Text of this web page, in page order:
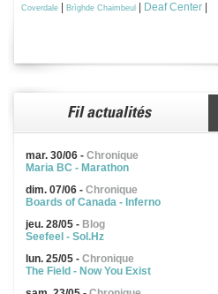
Coverdale
Brìghde Chaimbeul Deaf Center
mar. 30/06 - Chronique
Maria BC - Marathon
dim. 07/06 - Chronique
Boards of Canada - Inferno
jeu. 28/05 - Blog
Seefeel - Sol.Hz
lun. 25/05 - Chronique
The Field - Now You Exist